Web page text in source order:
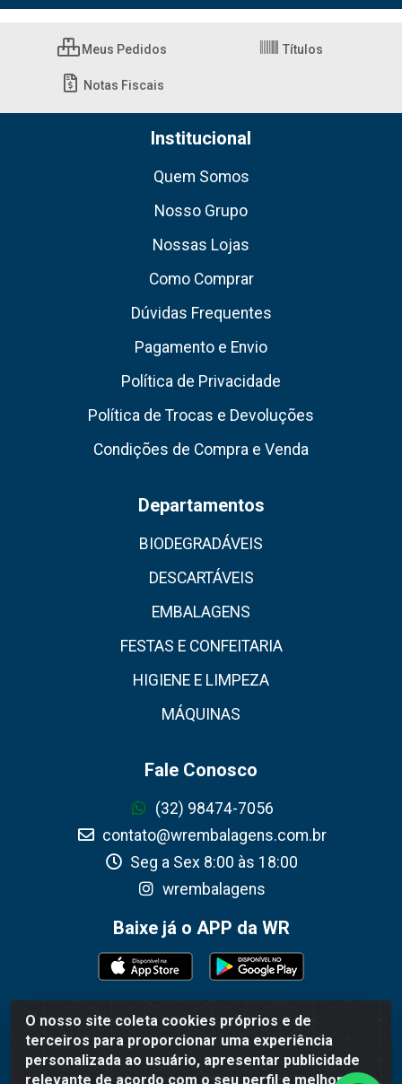
O nosso site coleta cookies próprios e de
terceiros para proporcionar uma experiência
personalizada ao usuário, apresentar publicidade
relevante de acordo com o seu perfil e melhorar a
Meus Pedidos Títulos
Notas Fiscais
Institucional
Quem Somos
Nosso Grupo
Nossas Lojas
Como Comprar
Dúvidas Frequentes
Pagamento e Envio
Política de Privacidade
Política de Trocas e Devoluções
Condições de Compra e Venda
Departamentos
BIODEGRADÁVEIS
DESCARTÁVEIS
EMBALAGENS
FESTAS E CONFEITARIA
HIGIENE E LIMPEZA
MÁQUINAS
Fale Conosco
(32) 98474-7056
contato@wrembalagens.com.br
Seg a Sex 8:00 às 18:00
wrembalagens
Baixe já o APP da WR
WR Embalagens - R. Cel. Teodoro Gomes de Araújo, 1360 -
Grogotó - Barbacena / MG - CEP 36202-628 - CNPJ
02.692.206/0001-55